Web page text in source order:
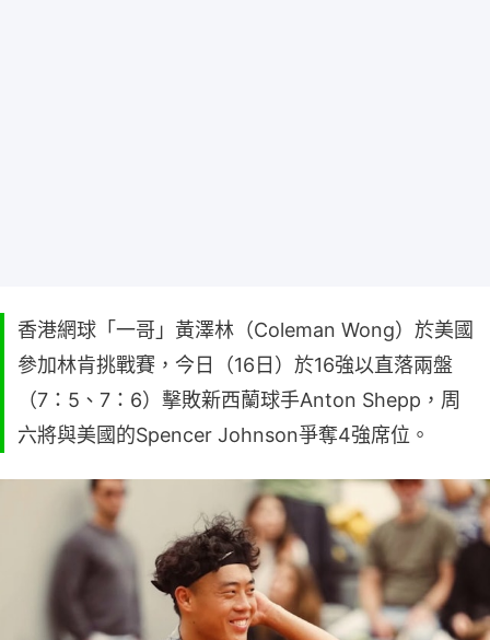
香港網球「一哥」黃澤林（Coleman Wong）於美國
參加林肯挑戰賽，今日（16日）於16強以直落兩盤
（7：5、7：6）擊敗新西蘭球手Anton Shepp，周
六將與美國的Spencer Johnson爭奪4強席位。